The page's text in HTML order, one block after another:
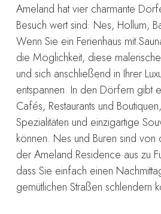
Ameland hat vier charmante
Besuch wert sind: Nes, Hollum,
Wenn Sie ein Ferienhaus mit
die Möglichkeit, diese
und sich anschließend in Ihrer
entspannen. In den Dörfern gibt
Cafés, Restaurants und
Spezialitäten und einzigartige
können. Nes und Buren sind von
der Ameland Residence aus zu
dass Sie einfach einen
gemütlichen Straßen schlendern